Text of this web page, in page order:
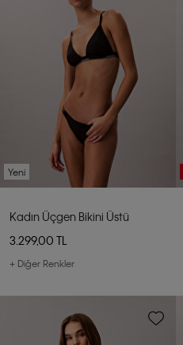
Yeni
Kadın Üçgen Bikini Üstü
3.299,00 TL
+ Diğer Renkler